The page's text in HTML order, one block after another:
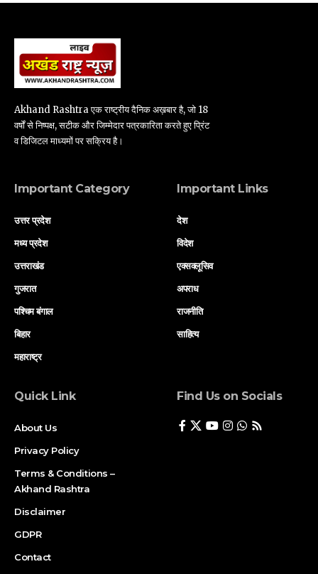
Akhand Rashtra एक राष्ट्रीय दैनिक अख़बार है, जो 18
वर्षों से निष्पक्ष, सटीक और जिम्मेदार पत्रकारिता करते हुए प्रिंट
व डिजिटल माध्यमों पर सक्रिय है।
Important Category
उत्तर प्रदेश
मध्य प्रदेश
उत्तराखंड
गुजरात
पश्चिम बंगाल
बिहार
महाराष्ट्र
Important Links
देश
विदेश
एक्सक्लूसिव
अपराध
राजनीति
साहित्य
Quick Link
About Us
Privacy Policy
Terms & Conditions –
Akhand Rashtra
Disclaimer
GDPR
Contact
Find Us on Socials